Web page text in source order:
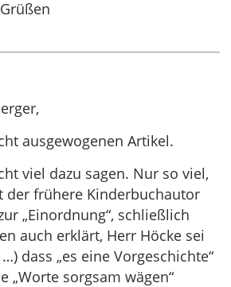
ausgewogenen Artikel.
viel dazu sagen. Nur so viel,
der frühere Kinderbuchautor
„Einordnung“, schließlich
auch erklärt, Herr Höcke sei
dass „es eine Vorgeschichte“
„Worte sorgsam wägen“